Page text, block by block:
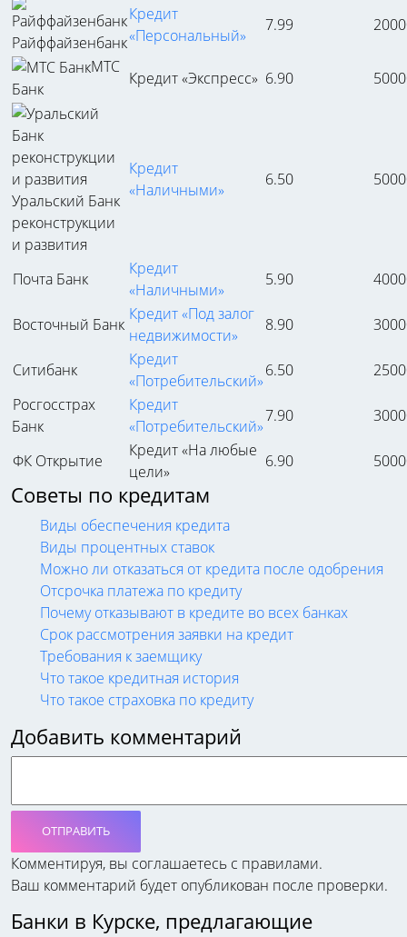
Райффайзенбанк
Кредит
«Персональный»
7.99
МТС
Банк
Кредит «Экспресс» 6.90
Уральский Банк
реконструкции
и развития
Кредит
«Наличными»
6.50
Почта Банк
Кредит
«Наличными»
5.90
Восточный Банк
Кредит «Под залог
недвижимости»
8.90
Ситибанк
Кредит
«Потребительский»
6.50
Росгосстрах
Банк
Кредит
«Потребительский»
7.90
ФК Открытие
Кредит «На любые
цели»
6.90
Советы по кредитам
Виды обеспечения кредита
Виды процентных ставок
Можно ли отказаться от кредита после одобрения
Отсрочка платежа по кредиту
Почему отказывают в кредите во всех банках
Срок рассмотрения заявки на кредит
Требования к заемщику
Что такое кредитная история
Что такое страховка по кредиту
Добавить комментарий
ОТПРАВИТЬ
Комментируя, вы соглашаетесь c правилами.
Ваш комментарий будет опубликован после проверки.
Банки в Курске, предлагающие